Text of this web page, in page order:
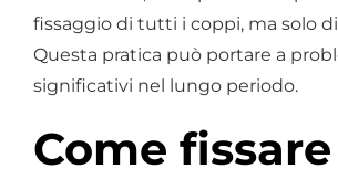
fissaggio di tutti i coppi, ma solo
Questa pratica può portare a
significativi nel lungo periodo.
Come